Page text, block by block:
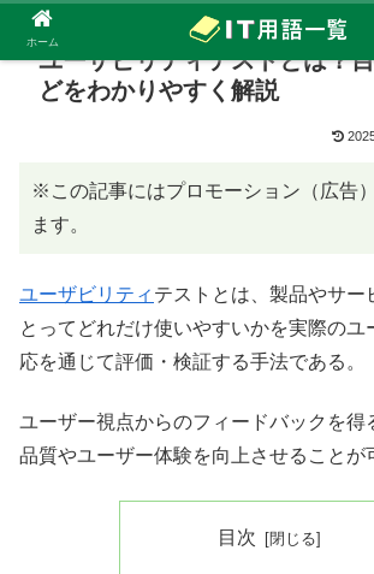
ユーザビリティテストとは？
どをわかりやすく解説
※この記事にはプロモーション（広告
ます。
ユーザビリティ テストとは、製品やサー
とってどれだけ使いやすいかを実際のユ
応を通じて評価・検証する手法である。
ユーザー視点からのフィードバックを得
品質やユーザー体験を向上させることが
目次
ホーム